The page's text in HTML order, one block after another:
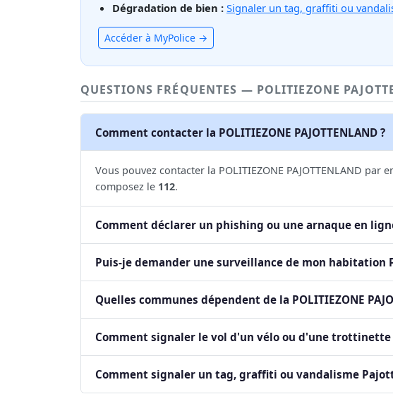
Dégradation de bien : Signaler un tag, graffiti ou
Accéder à MyPolice →
QUESTIONS FRÉQUENTES — POLITIEZONE
Comment contacter la POLITIEZONE PAJOTTENLAND ?
Vous pouvez contacter la POLITIEZONE PAJOTTENLAND
composez le 112.
Comment déclarer un phishing ou une arnaque en
Puis-je demander une surveillance de mon habitation
Quelles communes dépendent de la POLITIEZONE
Comment signaler le vol d'un vélo ou d'une
Comment signaler un tag, graffiti ou vandalisme